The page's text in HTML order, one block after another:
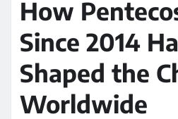
How
Since 2014
Shaped the
Worldwide